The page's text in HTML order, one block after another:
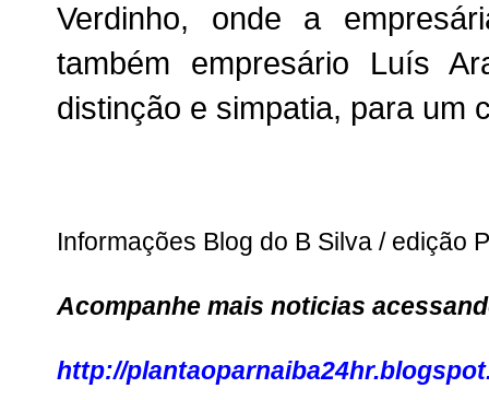
Verdinho, onde a
também empresário Luís
distinção e simpatia, para um
Informações Blog do B Silva / edição
Acompanhe mais noticias
http://